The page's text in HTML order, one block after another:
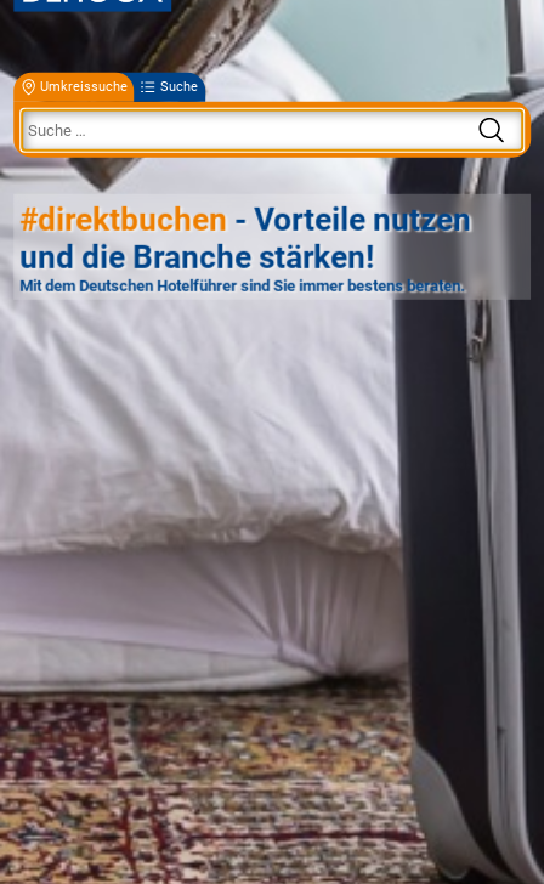
Umkreissuche Suche
#direktbuchen - Vorteile nutzen
und die Branche stärken!
Mit dem Deutschen Hotelführer sind Sie immer bestens beraten.